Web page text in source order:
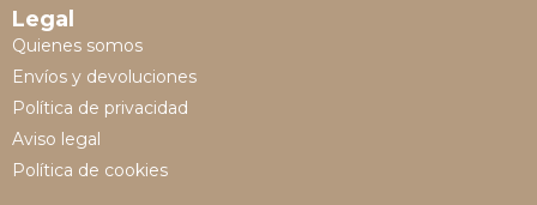
Legal
Quienes somos
Envíos y devoluciones
Política de privacidad
Aviso legal
Política de cookies